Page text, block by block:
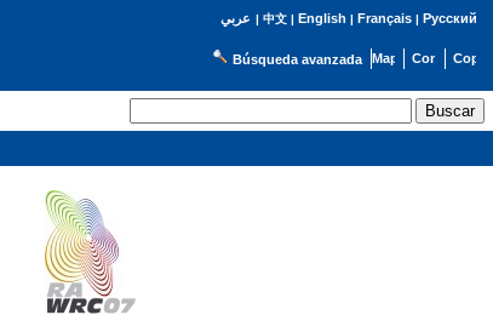
عربي | 中文| English | Français| Русский
Búsqueda avanzada